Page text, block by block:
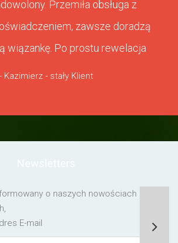
Przemiła obsługa z
zawsze doradzą
wiązankę. Po prostu rewelacja
- Kazimierz - stały Klient
o naszych nowościach lub o
E-mail